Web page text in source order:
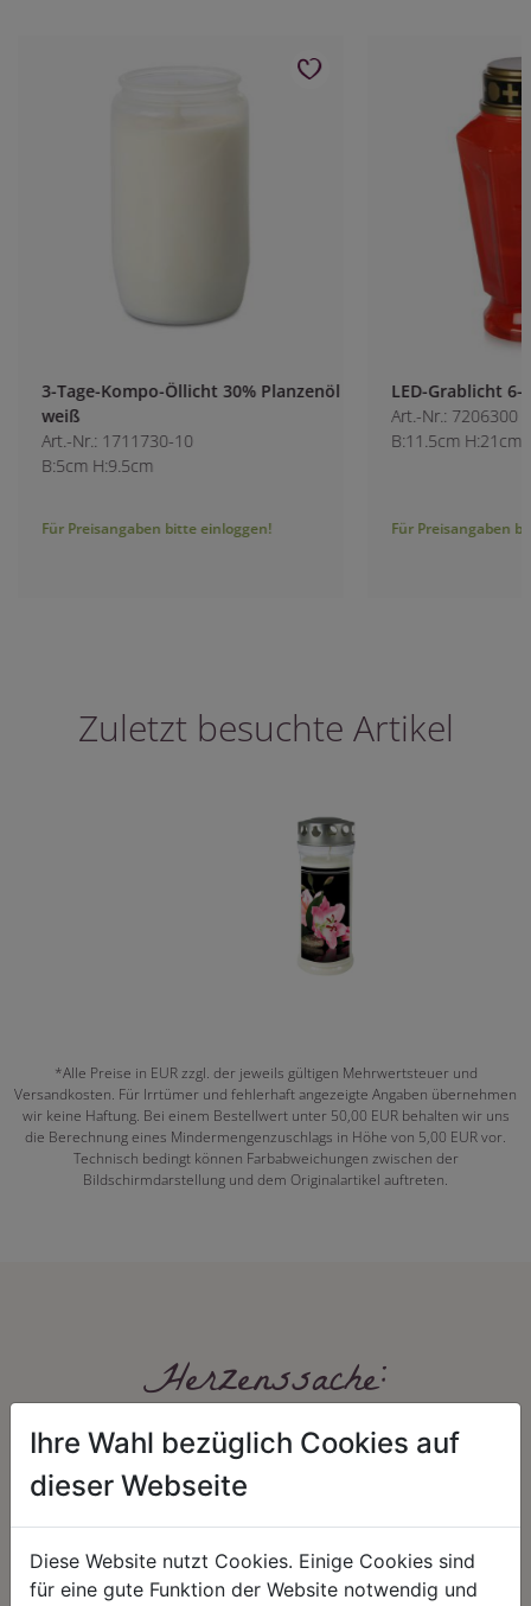
3-Tage-Kompo-Öllicht 30% Planzenöl
weiß
Art.-Nr.: 1711730-10
B:5cm H:9.5cm
Für Preisangaben bitte einloggen!
LED-Grablicht 6-
Art.-Nr.: 7206300
B:11.5cm H:21cm
Für Preisangaben
Zuletzt besuchte Artikel
*Alle Preise in EUR zzgl. der jeweils gültigen Mehrwertsteuer und
Versandkosten. Für Irrtümer und fehlerhaft angezeigte Angaben übernehmen
wir keine Haftung. Bei einem Bestellwert unter 50,00 EUR behalten wir uns
die Berechnung eines Mindermengenzuschlags in Höhe von 5,00 EUR vor.
Technisch bedingt können Farbabweichungen zwischen der
Bildschirmdarstellung und dem Originalartikel auftreten.
Herzenssache:
Ihre Wahl bezüglich Cookies auf
dieser Webseite
Diese Website nutzt Cookies. Einige Cookies sind
für eine gute Funktion der Website notwendig und